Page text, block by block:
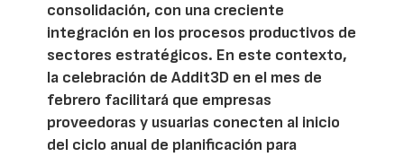
consolidación, con una creciente
integración en los procesos productivos de
sectores estratégicos. En este contexto,
la celebración de Addit3D en el mes de
febrero facilitará que empresas
proveedoras y usuarias conecten al inicio
del ciclo anual de planificación para